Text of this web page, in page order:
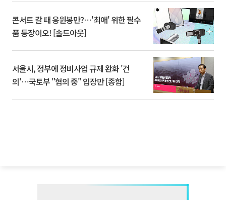
콘서트 갈 때 응원봉만?⋯'최애' 위한 필수
품 등장이오! [솔드아웃]
서울시, 정부에 정비사업 규제 완화 '건
의'⋯국토부 "협의 중" 입장만 [종합]